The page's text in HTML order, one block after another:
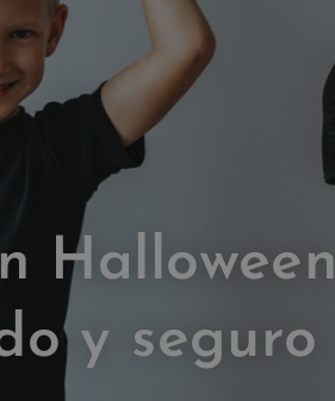
Halloween
y seguro